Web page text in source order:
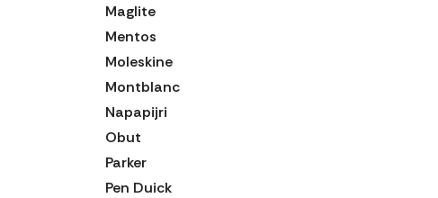
Maglite
Mentos
Moleskine
Montblanc
Napapijri
Obut
Parker
Pen Duick